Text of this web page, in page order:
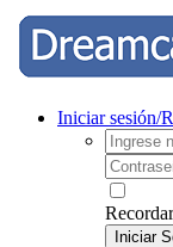
Iniciar sesión/
Recordar
Iniciar